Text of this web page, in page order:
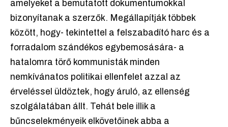
amelyeket a bemutatott dokumentumokkal
bizonyítanak a szerzők. Megállapítják többek
között, hogy- tekintettel a felszabadító harc és a
forradalom szándékos egybemosására- a
hatalomra törő kommunisták minden
nemkívánatos politikai ellenfelet azzal az
érveléssel üldöztek, hogy áruló, az ellenség
szolgálatában állt. Tehát bele illik a
bűncselekményeik elkövetőinek abba a